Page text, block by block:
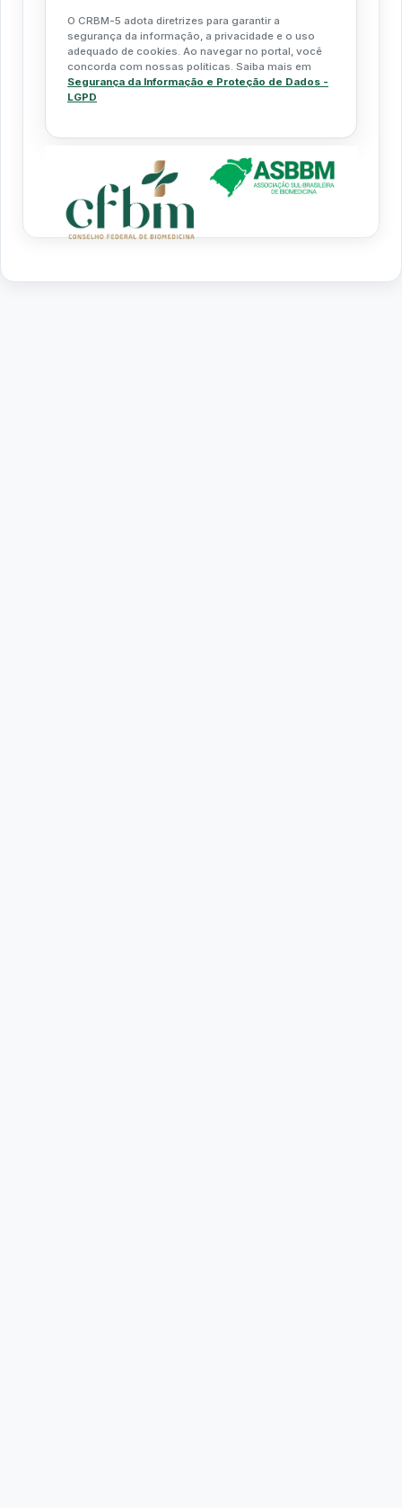
O CRBM-5 adota diretrizes para garantir a
segurança da informação, a privacidade e o uso
adequado de cookies. Ao navegar no portal, você
concorda com nossas políticas. Saiba mais em
Segurança da Informação e Proteção de Dados -
LGPD